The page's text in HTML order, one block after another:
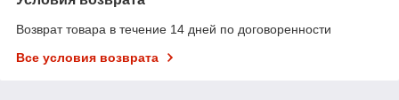
Возврат товара в течение 14 дней по договоренности
Все условия возврата